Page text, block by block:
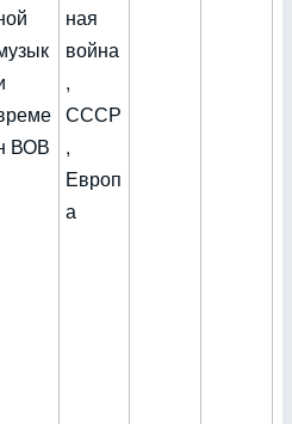
ВОВ
ная
война
,
СССР
,
Европ
а